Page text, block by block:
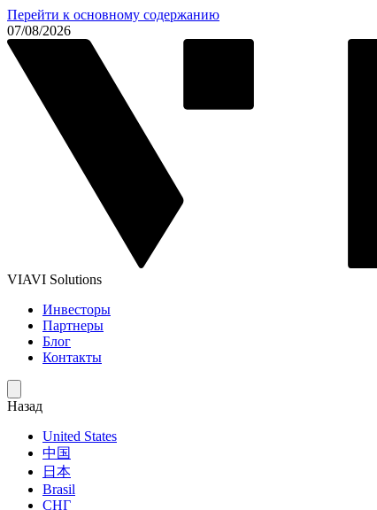
Перейти к основному содержанию
07/08/2026
VIAVI Solutions
Инвесторы
Партнеры
Блог
Контакты
Назад
United States
中国
日本
Brasil
СНГ